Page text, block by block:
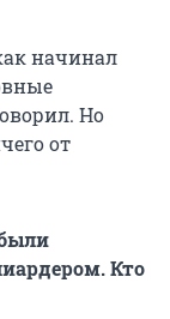
начинал
Но
от
Кто